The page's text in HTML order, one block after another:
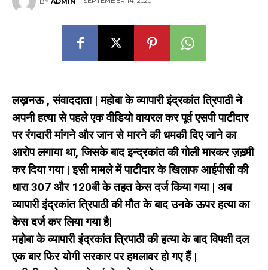
लख़नऊ , संवाददाता | महोबा के व्यापारी इंद्रकांत त्रिपाठी ने
अपनी हत्या से पहले एक वीडियो वायरल कर पूर्व एसपी पाटीदार
पर रंगदारी मांगने और जान से मारने की धमकी दिए जाने का
आरोप लगाया था, जिसके बाद इन्द्रकांत की गोली मारकर ज़ख़्मी
कर दिया गया | इसी मामले में पाटीदार के खिलाफ आईपीसी की
धारा 307 और 120बी के तहत केस दर्ज किया गया | अब
व्यापारी इंद्रकांत त्रिपाठी की मौत के बाद उनके ऊपर हत्या का
केस दर्ज कर लिया गया है|
महोबा के व्यापारी इंद्रकांत त्रिपाठी की हत्या के बाद विपक्षी दल
एक बार फिर योगी सरकार पर हमलावर हो गए हैं |